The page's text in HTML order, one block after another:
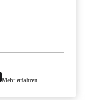
Mehr erfahren